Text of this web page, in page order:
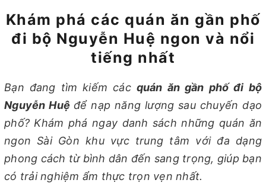
Khám phá các quán ăn gần phố
đi bộ Nguyễn Huệ ngon và nổi
tiếng nhất
Bạn đang tìm kiếm các quán ăn gần phố đi bộ
Nguyễn Huệđể nạp năng lượng sau chuyến dạo
phố? Khám phá ngay danh sách những quán ăn
ngon Sài Gòn khu vực trung tâm với đa dạng
phong cách từ bình dân đến sang trọng, giúp bạn
có trải nghiệm ẩm thực trọn vẹn nhất.